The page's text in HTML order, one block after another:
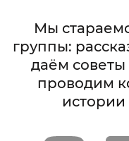
Мы
группы:
даём
проводим